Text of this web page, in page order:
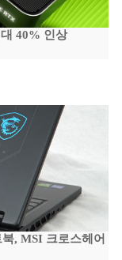
40% 인상
, MSI 크로스헤어